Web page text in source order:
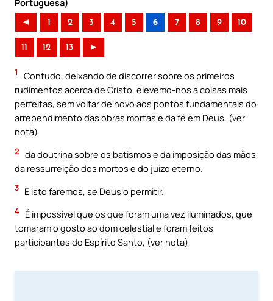
◄ 1 2 3 4 5 6 7 8 9 10
11 12 13 ►
1
Contudo, deixando de discorrer sobre os primeiros
rudimentos acerca de Cristo, elevemo-nos a coisas mais
perfeitas, sem voltar de novo aos pontos fundamentais do
arrependimento das obras mortas e da fé em Deus, (ver
nota)
2 da doutrina sobre os batismos e da imposição das mãos,
da ressurreição dos mortos e do juízo eterno.
3 E isto faremos, se Deus o permitir.
4 É impossível que os que foram uma vez iluminados, que
tomaram o gosto ao dom celestial e foram feitos
participantes do Espírito Santo, (ver nota)